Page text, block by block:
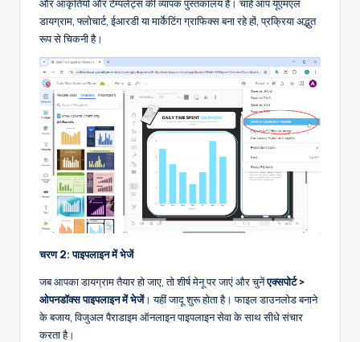
और आकृतियों और टेम्पलेट्स की व्यापक पुस्तकालय है। चाहे आप यूएमएल
डायग्राम, फ्लोचार्ट, ईआरडी या मार्केटिंग ग्राफिक्स बना रहे हों, प्रक्रिया अद्भुत
रूप से चिकनी है।
चरण 2: पाइपलाइन में भेजें
जब आपका डायग्राम तैयार हो जाए, तो शीर्ष मेनू पर जाएं और चुनेंएक्सपोर्ट >
ओपनडॉक्स पाइपलाइन में भेजें। यहीं जादू शुरू होता है। फाइल डाउनलोड बनाने
के बजाय, विजुअल पैराडाइम ऑनलाइन पाइपलाइन सेवा के साथ सीधे संचार
करता है।